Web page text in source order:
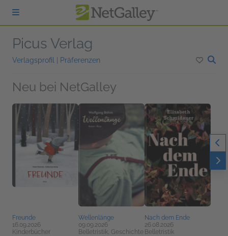
zum Hauptinhalt springen
Picus Verlag
Verlagsprofil Präferenzen
Neu bei NetGalley
Freunde
16.09.2026
Kinderbücher
Wellenlänge
09.09.2026
Belletristik, Geschichte
Nach dem Ende
26.08.2026
Belletristik